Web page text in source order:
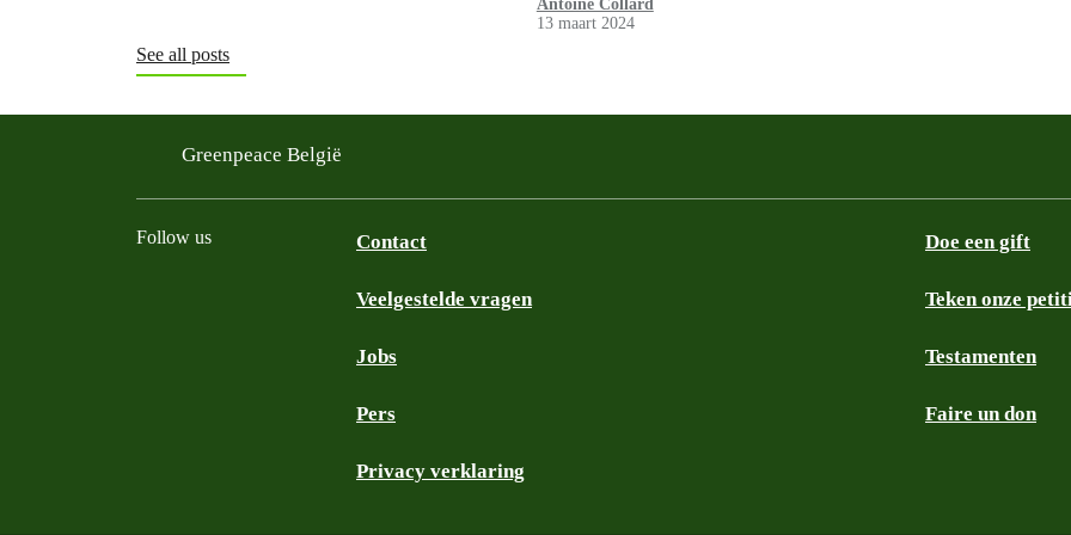
Antoine Collard
13 maart 2024
See all posts
Greenpeace België
Follow us Contact
Veelgestelde vragen
Jobs
Pers
Privacy verklaring
Doe een gift
Teken onze
Testamenten
Faire un don